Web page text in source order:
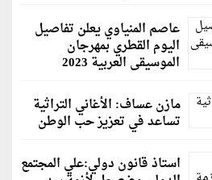
عاصم المنياوي يعلن تفاصيل
اليوم القطري بمهرجان
الموسيقى العربية 2023
مازن عساف: الأغاني التراثية
تساعد في تعزيز حب الوطن
استاذ قانون دولي:علي المجتمع